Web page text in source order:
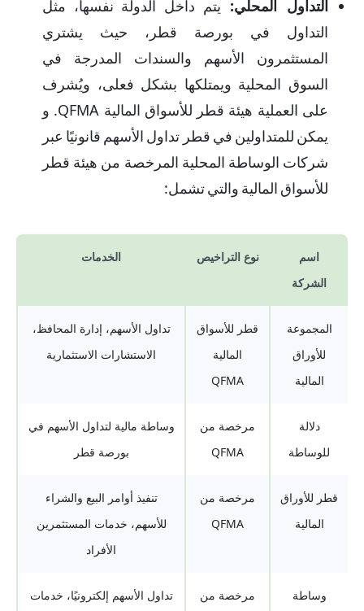
التداول المحلي: يتم داخل الدولة نفسها، مثل
التداول في بورصة قطر، حيث يشتري
المستثمرون الأسهم والسندات المدرجة في
السوق المحلية ويمتلكها بشكل فعلى، ويُشرف
على العملية هيئة قطر للأسواق المالية QFMA. و
يمكن للمتداولين في قطر تداول الأسهم قانونيًا عبر
شركات الوساطة المحلية المرخصة من هيئة قطر
للأسواق المالية والتي تشمل:
اسم
الشركة
نوع التراخيص الخدمات
المجموعة
للأوراق
المالية
قطر للأسواق
المالية
QFMA
تداول الأسهم، إدارة المحافظ،
الاستشارات الاستثمارية
دلالة
للوساطة
مرخصة من
QFMA
وساطة مالية لتداول الأسهم في
بورصة قطر
قطر للأوراق
المالية
مرخصة من
QFMA
تنفيذ أوامر البيع والشراء
للأسهم، خدمات المستثمرين
الأفراد
وساطة
مرخصة من
تداول الأسهم إلكترونيًا، خدمات